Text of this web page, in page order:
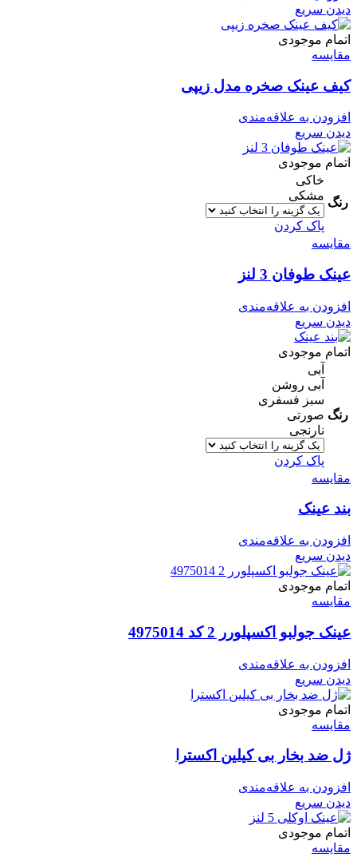
دیدن سریع
اتمام موجودی
مقایسه
کیف عینک صخره مدل زیپی
افزودن به علاقه‌مندی
دیدن سریع
اتمام موجودی
رنگ
خاکی
مشکی
پاک کردن
مقایسه
عینک طوفان 3 لنز
افزودن به علاقه‌مندی
دیدن سریع
اتمام موجودی
رنگ
آبی
آبی روشن
سبز فسفری
صورتی
نارنجی
پاک کردن
مقایسه
بند عینک
افزودن به علاقه‌مندی
دیدن سریع
اتمام موجودی
مقایسه
عینک جولبو اکسپلورر 2 کد 4975014
افزودن به علاقه‌مندی
دیدن سریع
اتمام موجودی
مقایسه
ژل ضد بخار بی کیلین اکسترا
افزودن به علاقه‌مندی
دیدن سریع
اتمام موجودی
مقایسه